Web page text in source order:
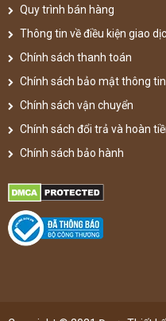
Quy trình bán hàng
Thông tin về điều kiện giao
Chính sách thanh toán
Chính sách bảo mật thông tin
Chính sách vận chuyển
Chính sách đổi trả và hoàn
Chính sách bảo hành